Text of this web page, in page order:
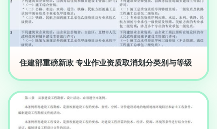
住建部重磅新政 专业作业资质取消划分类别与等级